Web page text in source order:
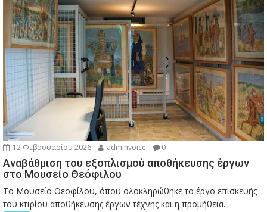
12 Φεβρουαρίου 2026 adminvoice 0
Αναβάθμιση του εξοπλισμού αποθήκευσης έργων
στο Μουσείο Θεόφιλου
Το Μουσείο Θεοφίλου, όπου ολοκληρώθηκε το έργο επισκευής
του κτιρίου αποθήκευσης έργων τέχνης και η προμήθεια...